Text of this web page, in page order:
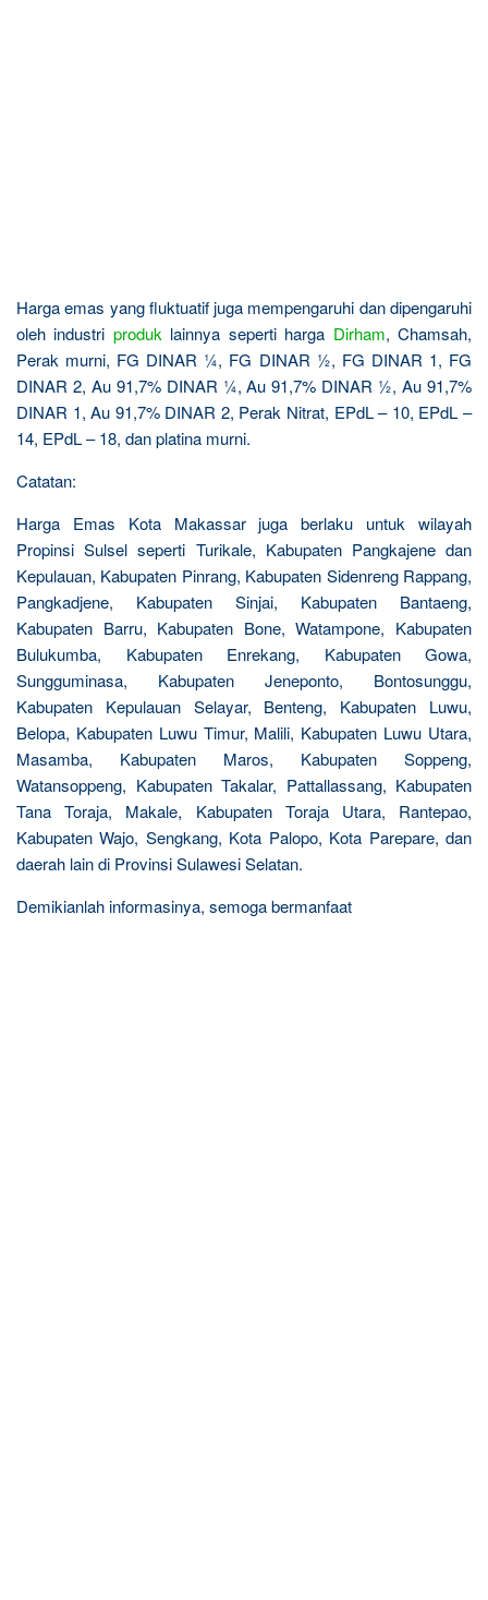
Harga emas yang fluktuatif juga mempengaruhi dan dipengaruhi
oleh industri produk lainnya seperti harga Dirham, Chamsah,
Perak murni, FG DINAR ¼, FG DINAR ½, FG DINAR 1, FG
DINAR 2, Au 91,7% DINAR ¼, Au 91,7% DINAR ½, Au 91,7%
DINAR 1, Au 91,7% DINAR 2, Perak Nitrat, EPdL – 10, EPdL –
14, EPdL – 18, dan platina murni.
Catatan:
Harga Emas Kota Makassar juga berlaku untuk wilayah
Propinsi Sulsel seperti Turikale, Kabupaten Pangkajene dan
Kepulauan, Kabupaten Pinrang, Kabupaten Sidenreng Rappang,
Pangkadjene, Kabupaten Sinjai, Kabupaten Bantaeng,
Kabupaten Barru, Kabupaten Bone, Watampone, Kabupaten
Bulukumba, Kabupaten Enrekang, Kabupaten Gowa,
Sungguminasa, Kabupaten Jeneponto, Bontosunggu,
Kabupaten Kepulauan Selayar, Benteng, Kabupaten Luwu,
Belopa, Kabupaten Luwu Timur, Malili, Kabupaten Luwu Utara,
Masamba, Kabupaten Maros, Kabupaten Soppeng,
Watansoppeng, Kabupaten Takalar, Pattallassang, Kabupaten
Tana Toraja, Makale, Kabupaten Toraja Utara, Rantepao,
Kabupaten Wajo, Sengkang, Kota Palopo, Kota Parepare, dan
daerah lain di Provinsi Sulawesi Selatan.
Demikianlah informasinya, semoga bermanfaat